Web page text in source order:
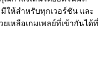
ให้สำหรับทุกเวอร์ชัน และ
เหลือเกมเพลย์ที่เข้ากันได้ที่